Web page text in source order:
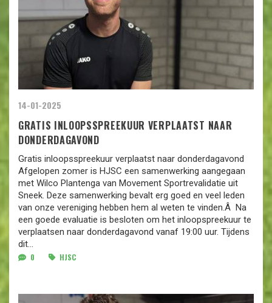
14-01-2025
GRATIS INLOOPSSPREEKUUR VERPLAATST NAAR
DONDERDAGAVOND
Gratis inloopsspreekuur verplaatst naar donderdagavond
Afgelopen zomer is HJSC een samenwerking aangegaan
met Wilco Plantenga van Movement Sportrevalidatie uit
Sneek. Deze samenwerking bevalt erg goed en veel leden
van onze vereniging hebben hem al weten te vinden.Â Na
een goede evaluatie is besloten om het inloopspreekuur te
verplaatsen naar donderdagavond vanaf 19:00 uur. Tijdens
dit...
0 HJSC